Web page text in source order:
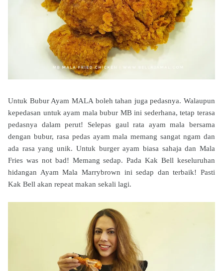
Untuk Bubur Ayam MALA boleh tahan juga pedasnya. Walaupun
kepedasan untuk ayam mala bubur MB ini sederhana, tetap terasa
pedasnya dalam perut! Selepas gaul rata ayam mala bersama
dengan bubur, rasa pedas ayam mala memang sangat ngam dan
ada rasa yang unik. Untuk burger ayam biasa sahaja dan Mala
Fries was not bad! Memang sedap. Pada Kak Bell keseluruhan
hidangan Ayam Mala Marrybrown ini sedap dan terbaik! Pasti
Kak Bell akan repeat makan sekali lagi.